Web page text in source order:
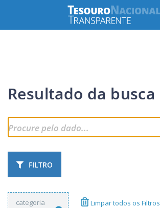
Resultado da busca
FILTRO
categoria Limpar todos os Filtros